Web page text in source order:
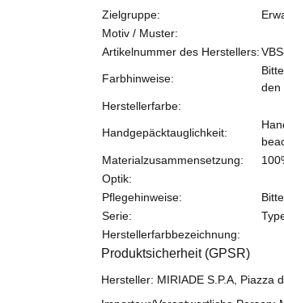
Zielgruppe:
Motiv / Muster:
Artikelnummer des Herstellers:
Farbhinweise:
den
Herstellerfarbe:
Handgepäcktauglichkeit:
Materialzusammensetzung:
Optik:
Pflegehinweise:
Serie:
Herstellerfarbbezeichnung:
Produktsicherheit (GPSR)
Hersteller: MIRIADE S.P.A, Piazza